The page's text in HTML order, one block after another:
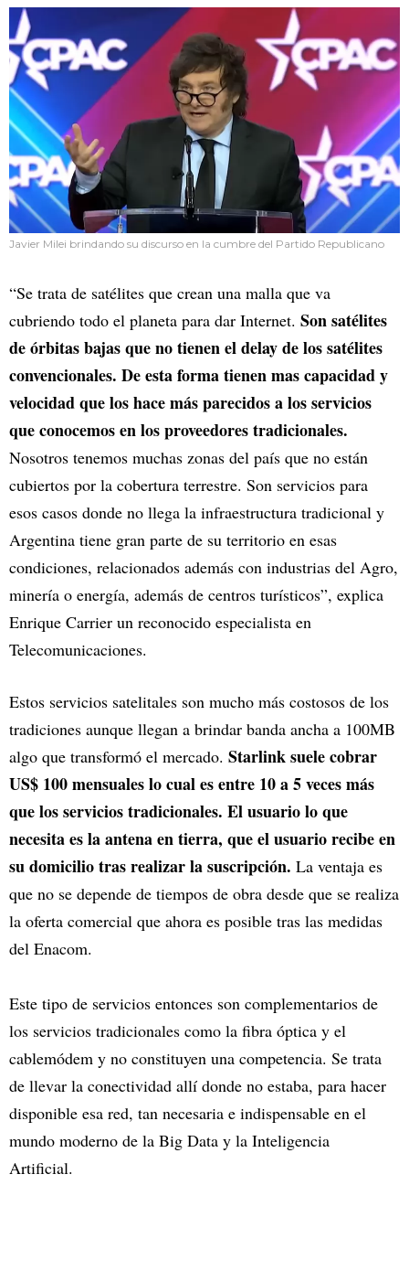
Javier Milei brindando su discurso en la cumbre del Partido Republicano
“Se trata de satélites que crean una malla que va
cubriendo todo el planeta para dar Internet. Son satélites
de órbitas bajas que no tienen el delay de los satélites
convencionales. De esta forma tienen mas capacidad y
velocidad que los hace más parecidos a los servicios
que conocemos en los proveedores tradicionales.
Nosotros tenemos muchas zonas del país que no están
cubiertos por la cobertura terrestre. Son servicios para
esos casos donde no llega la infraestructura tradicional y
Argentina tiene gran parte de su territorio en esas
condiciones, relacionados además con industrias del Agro,
minería o energía, además de centros turísticos”, explica
Enrique Carrier un reconocido especialista en
Telecomunicaciones.
Estos servicios satelitales son mucho más costosos de los
tradiciones aunque llegan a brindar banda ancha a 100MB
algo que transformó el mercado. Starlink suele cobrar
US$ 100 mensuales lo cual es entre 10 a 5 veces más
que los servicios tradicionales. El usuario lo que
necesita es la antena en tierra, que el usuario recibe en
su domicilio tras realizar la suscripción. La ventaja es
que no se depende de tiempos de obra desde que se realiza
la oferta comercial que ahora es posible tras las medidas
del Enacom.
Este tipo de servicios entonces son complementarios de
los servicios tradicionales como la fibra óptica y el
cablemódem y no constituyen una competencia. Se trata
de llevar la conectividad allí donde no estaba, para hacer
disponible esa red, tan necesaria e indispensable en el
mundo moderno de la Big Data y la Inteligencia
Artificial.